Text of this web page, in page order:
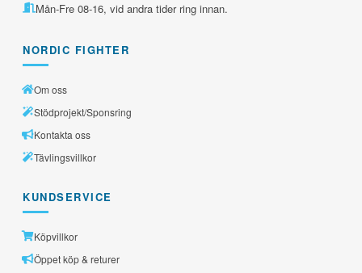
Mån-Fre 08-16, vid andra tider ring innan.
NORDIC FIGHTER
Om oss
Stödprojekt/Sponsring
Kontakta oss
Tävlingsvillkor
KUNDSERVICE
Köpvillkor
Öppet köp & returer